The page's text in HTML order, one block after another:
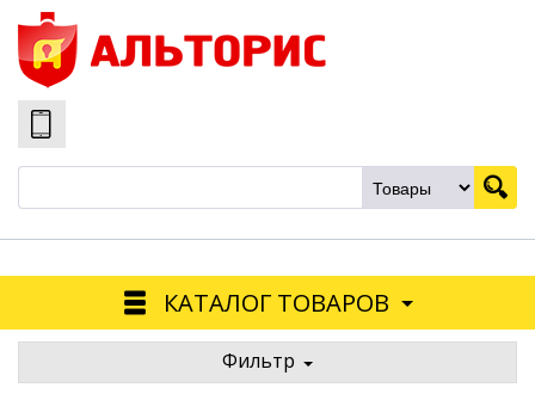
КАТАЛОГ ТОВАРОВ
Фильтр